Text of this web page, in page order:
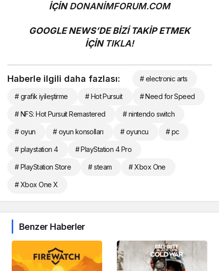
İÇİNDONANİMFORUM.COM
GOOGLE NEWS’DE BİZİ TAKİP ETMEK
İÇİN TIKLA!
Haberle ilgili daha fazlası: # electronic arts
# grafik iyileştirme # Hot Pursuit # Need for Speed
# NFS: Hot Pursuit Remastered # nintendo switch
# oyun # oyun konsolları # oyuncu # pc
# playstation 4 # PlayStation 4 Pro
# PlayStation Store # steam # Xbox One
# Xbox One X
Benzer Haberler